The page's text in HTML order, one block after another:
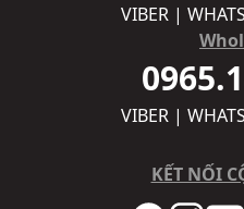
VIBER |
VIBER |
KẾT NỐI